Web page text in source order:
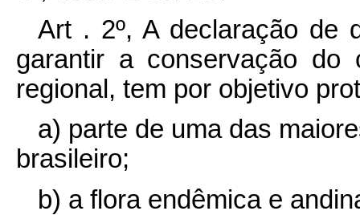
Art . 2º, A declaração de
garantir a conservação do
regional, tem por objetivo
a) parte de uma das
brasileiro;
b) a flora endêmica e